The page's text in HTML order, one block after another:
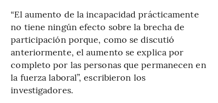
“El aumento de la incapacidad prácticamente
no tiene ningún efecto sobre la brecha de
participación porque, como se discutió
anteriormente, el aumento se explica por
completo por las personas que permanecen en
la fuerza laboral”, escribieron los
investigadores.